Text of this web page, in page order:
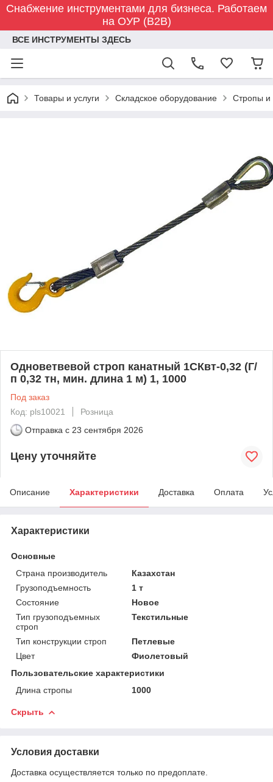
Снабжение инструментами для бизнеса. Работаем
на ОУР (B2B)
ВСЕ ИНСТРУМЕНТЫ ЗДЕСЬ
Товары и услуги Складское оборудование Стропы и
Одноветвевой строп канатный 1СКвт-0,32 (Г/
п 0,32 тн, мин. длина 1 м) 1, 1000
Под заказ
Код: pls10021
Розница
Отправка с 23 сентября 2026
Цену уточняйте
Описание Характеристики Доставка Оплата
Характеристики
Основные
Страна производитель
Казахстан
Грузоподъемность
1 т
Состояние
Новое
Тип грузоподъемных
строп
Текстильные
Тип конструкции строп
Петлевые
Цвет
Фиолетовый
Пользовательские характеристики
Длина стропы
1000
Скрыть
Условия доставки
Доставка осуществляется только по предоплате.